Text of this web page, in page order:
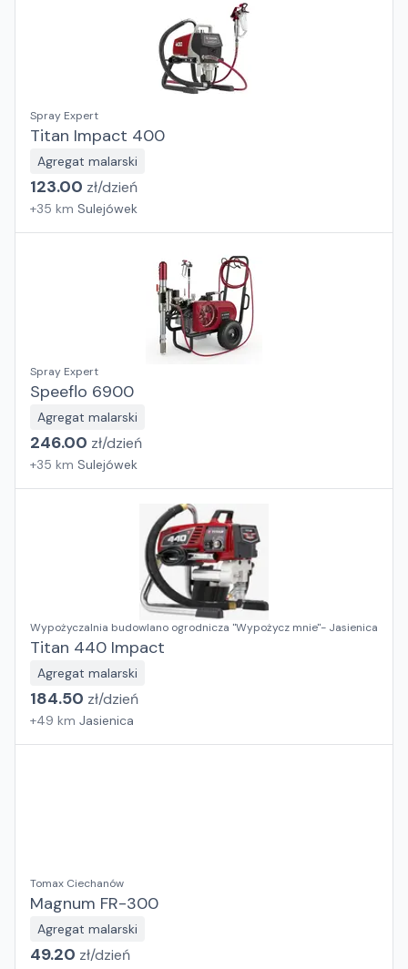
Spray Expert
Titan Impact 400
Agregat malarski
123.00 zł/dzień
+35 km Sulejówek
Spray Expert
Speeflo 6900
Agregat malarski
246.00 zł/dzień
+35 km Sulejówek
Wypożyczalnia budowlano ogrodnicza "Wypożycz mnie"- Jasienica
Titan 440 Impact
Agregat malarski
184.50 zł/dzień
+49 km Jasienica
Tomax Ciechanów
Magnum FR-300
Agregat malarski
49.20 zł/dzień